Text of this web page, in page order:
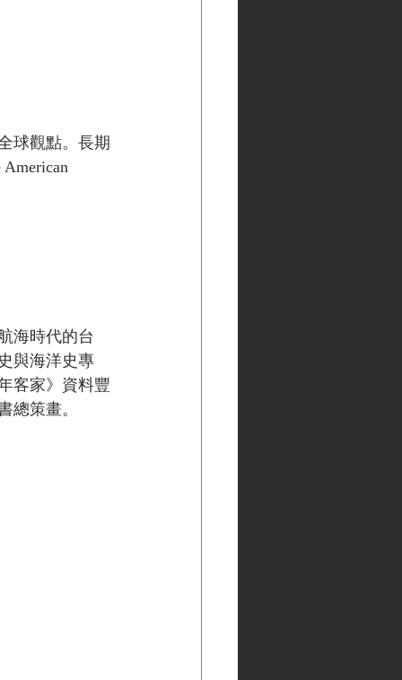
球觀點。長期
海時代的台
與海洋史專
客家》資料豐
總策畫。